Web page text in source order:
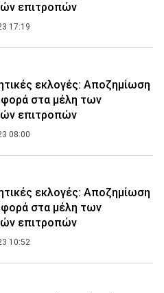
επιτροπών
17:19
εκλογές: Αποζημίωση
στα μέλη των
επιτροπών
08:00
εκλογές: Αποζημίωση
στα μέλη των
επιτροπών
10:52